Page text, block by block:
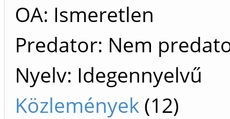
OA: Ismeretlen
Predator: Nem
Nyelv: Idegennyelvű
Közlemények (12)